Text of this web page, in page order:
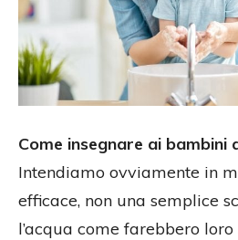
Come insegnare ai bambini
Intendiamo ovviamente in
efficace, non una semplice
l’acqua come farebbero loro